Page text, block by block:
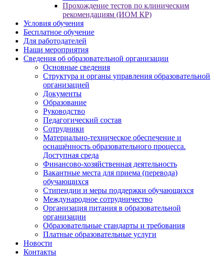
Прохождение тестов по клиническим
рекомендациям (ИОМ КР)
Условия обучения
Бесплатное обучение
Для работодателей
Наши мероприятия
Сведения об образовательной организации
Основные сведения
Структура и органы управления образовательной
организацией
Документы
Образование
Руководство
Педагогический состав
Сотрудники
Материально-техническое обеспечение и
оснащённость образовательного процесса.
Доступная среда
Финансово-хозяйственная деятельность
Вакантные места для приема (перевода)
обучающихся
Стипендии и меры поддержки обучающихся
Международное сотрудничество
Организация питания в образовательной
организации
Образовательные стандарты и требования
Платные образовательные услуги
Новости
Контакты